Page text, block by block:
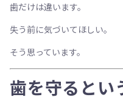
歯だけは違います。
失う前に気づいてほしい。
そう思っています。
歯を守るとい